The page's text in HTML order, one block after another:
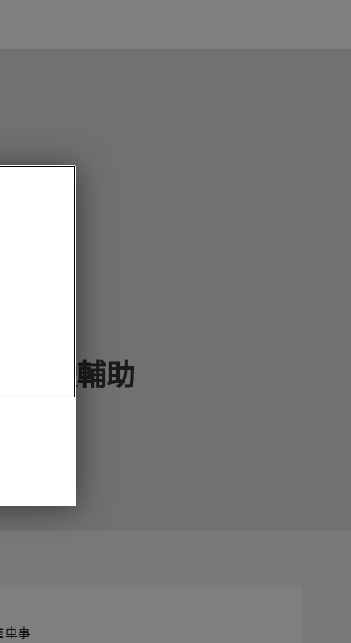
駕駛輔助
車事